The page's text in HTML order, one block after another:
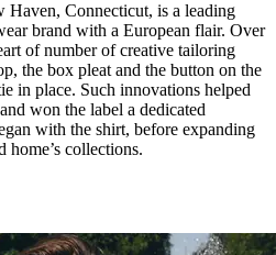
Connecticut, is a leading
brand with a European flair. Over
of number of creative tailoring
the box pleat and the button on the
in place. Such innovations helped
won the label a dedicated
with the shirt, before expanding
home’s collections.